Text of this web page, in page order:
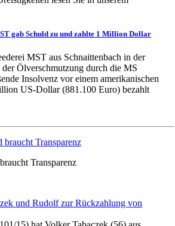
gab Schuld zu und zahlte 1 Million Dollar
MST aus Schnaittenbach in der
Ölverschmutzung durch die MS
Insolvenz vor einem amerikanischen
US-Dollar (881.100 Euro) bezahlt
Transparenz
und Rudolf zur Rückzahlung von